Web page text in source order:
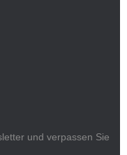
und verpassen Sie